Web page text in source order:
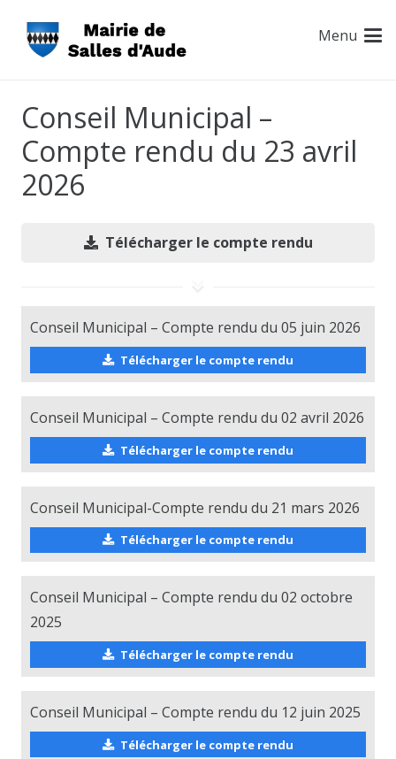
Menu
Conseil Municipal –
Compte rendu du 23 avril
2026
Télécharger le compte rendu
Conseil Municipal – Compte rendu du 05 juin 2026
Télécharger le compte rendu
Conseil Municipal – Compte rendu du 02 avril 2026
Télécharger le compte rendu
Conseil Municipal-Compte rendu du 21 mars 2026
Télécharger le compte rendu
Conseil Municipal – Compte rendu du 02 octobre
2025
Télécharger le compte rendu
Conseil Municipal – Compte rendu du 12 juin 2025
Télécharger le compte rendu